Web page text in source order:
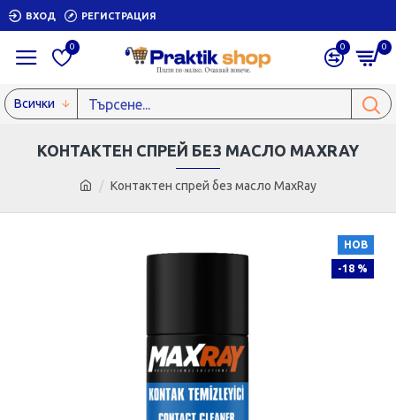
ВХОД РЕГИСТРАЦИЯ
0 0 0
Всички
Контактeн спрей без масло MaxRay
КОНТАКТEН СПРЕЙ БЕЗ МАСЛО MAXRAY
НОВ
-18 %